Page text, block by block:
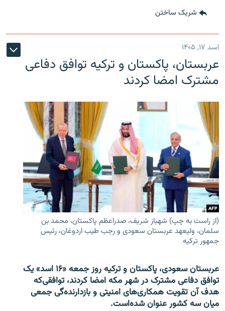
شریک ساختن
اسد ۱۷, ۱۴۰۵
عربستان، پاکستان و ترکیه توافق دفاعی
مشترک امضا کردند
(از راست به چپ) شهباز شریف، صدراعظم پاکستان، محمد بن
سلمان، ولیعهد عربستان سعودی و رجب طیب اردوغان، رئیس
جمهور ترکیه
عربستان سعودی، پاکستان و ترکیه روز جمعه «۱۶ اسد» یک
توافق دفاعی مشترک در شهر مکه امضا کردند، توافقی‌که
هدف آن تقویت همکاری‌های امنیتی و بازدارنده‌گی جمعی
میان سه کشور عنوان شده‌است.